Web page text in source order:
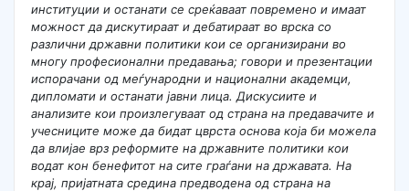
институции и останати се среќаваат повремено и имаат
можност да дискутираат и дебатираат во врска со
различни државни политики кои се организирани во
многу професионални предавања; говори и презентации
испорачани од меѓународни и национални академци,
дипломати и останати јавни лица. Дискусиите и
анализите кои произлегуваат од страна на предавачите и
учесниците може да бидат цврста основа која би можела
да влијае врз реформите на државните политики кои
водат кон бенефитот на сите граѓани на државата. На
крај, пријатната средина предводена од страна на